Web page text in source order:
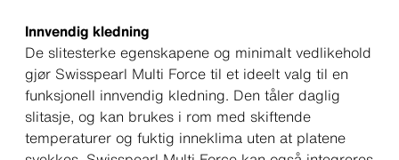
Innvendig kledning
De slitesterke egenskapene og minimalt vedlikehold
gjør Swisspearl Multi Force til et ideelt valg til en
funksjonell innvendig kledning. Den tåler daglig
slitasje, og kan brukes i rom med skiftende
temperaturer og fuktig inneklima uten at platene